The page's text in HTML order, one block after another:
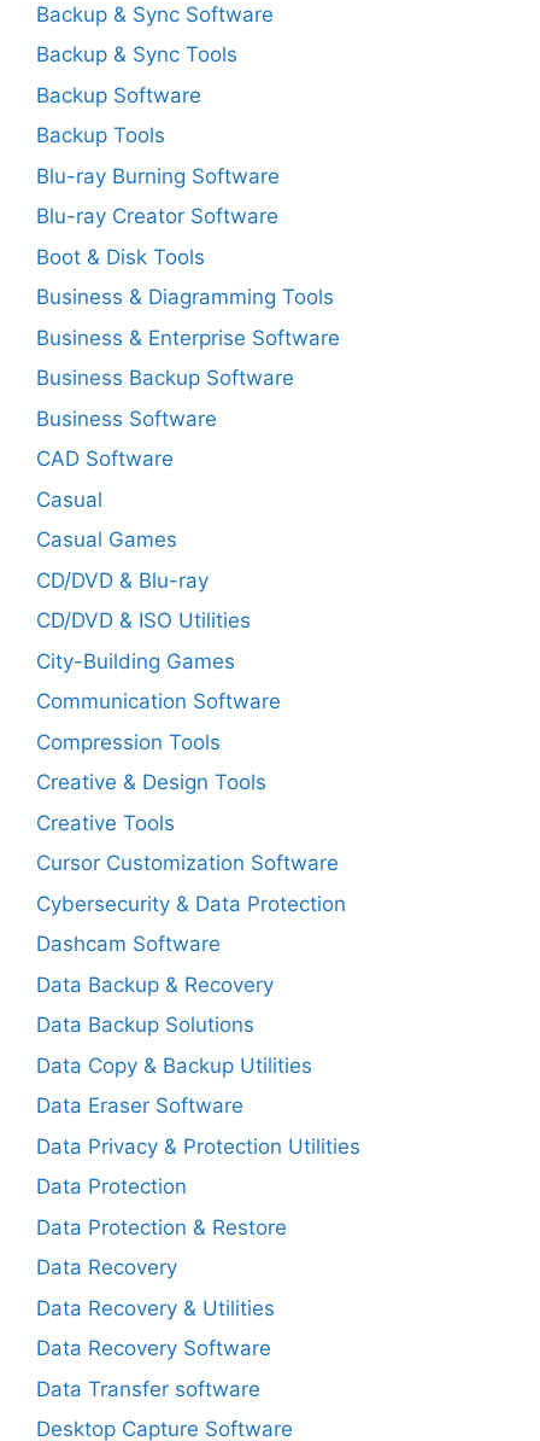
Backup & Sync Software
Backup & Sync Tools
Backup Software
Backup Tools
Blu-ray Burning Software
Blu-ray Creator Software
Boot & Disk Tools
Business & Diagramming Tools
Business & Enterprise Software
Business Backup Software
Business Software
CAD Software
Casual
Casual Games
CD/DVD & Blu-ray
CD/DVD & ISO Utilities
City-Building Games
Communication Software
Compression Tools
Creative & Design Tools
Creative Tools
Cursor Customization Software
Cybersecurity & Data Protection
Dashcam Software
Data Backup & Recovery
Data Backup Solutions
Data Copy & Backup Utilities
Data Eraser Software
Data Privacy & Protection Utilities
Data Protection
Data Protection & Restore
Data Recovery
Data Recovery & Utilities
Data Recovery Software
Data Transfer software
Desktop Capture Software